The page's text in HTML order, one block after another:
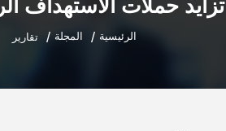
الرئيسية المجلة تقارير